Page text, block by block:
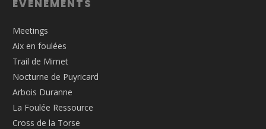
ÉVÉNEMENTS
Meetings
Aix en foulées
Trail de Mimet
Nocturne de Puyricard
Arbois Duranne
La Foulée Ressource
Cross de la Torse